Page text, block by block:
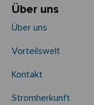
Über uns
Über uns
Vorteilswelt
Kontakt
Stromherkunft